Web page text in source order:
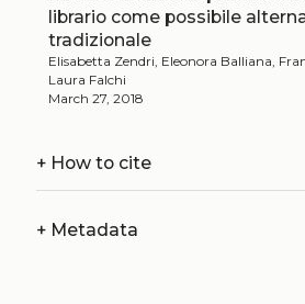
librario come possibile
tradizionale
Elisabetta Zendri, Eleonora Balliana,
Laura Falchi
March 27, 2018
+How to cite
+Metadata